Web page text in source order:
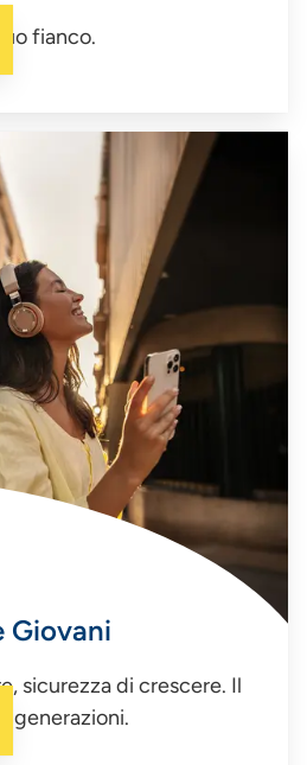
fianco.
Giovani
sicurezza di crescere. Il
generazioni.